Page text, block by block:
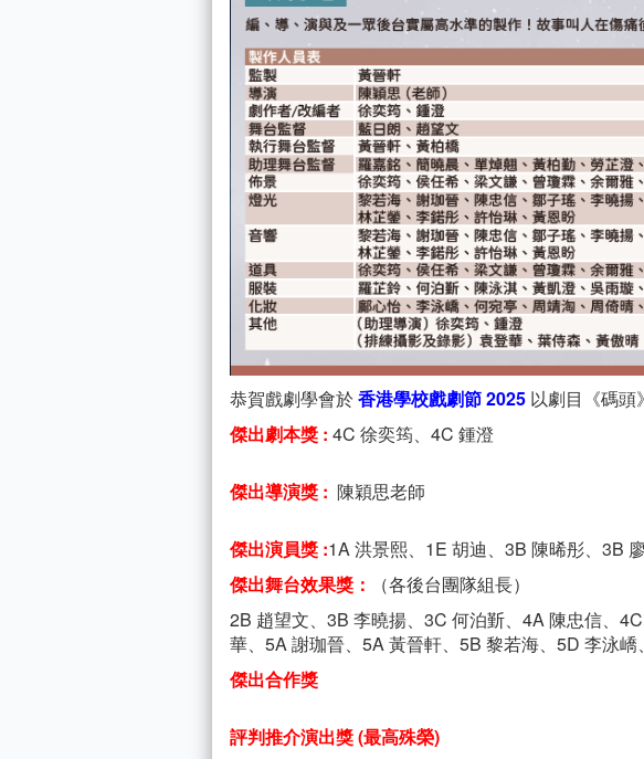
恭賀戲劇學會於香港學校戲劇節 2025 以劇目《碼頭
傑出劇本獎 : 4C 徐奕筠、4C 鍾澄
傑出導演獎 : 陳穎思老師
傑出演員獎 :1A 洪景熙、1E 胡迪、3B 陳晞彤、3B
傑出舞台效果獎：
（各後台團隊組長）
2B 趙望文、3B 李曉揚、3C 何泊斳、4A 陳忠信、
華、5A 謝珈晉、5A 黃晉軒、5B 黎若海、5D 李泳嶠
傑出合作獎
評判推介演出獎 (最高殊榮)